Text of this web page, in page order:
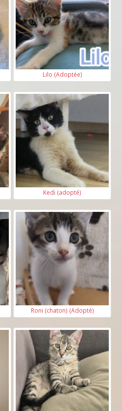
Lilo (Adoptée)
Kedi (adopté)
Roni (chaton) (Adopté)